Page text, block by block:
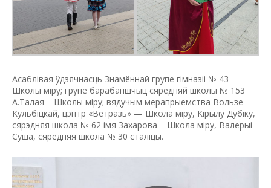
Асаблiвая ўдзячнасць Знамённай групе гiмназii № 43 –
Школы мiру; групе барабаншчыц сяредняй школы № 153
А.Талая – Школы мiру; вядучым мерапрыемства Вользе
Кульбiцкай, цэнтр «Ветразь» — Школа мiру, Кiрылу Дубiку,
сярэдняя школа № 62 iмя Захарова – Школа мiру, Валерыi
Суша, сяредняя школа № 30 сталiцы.